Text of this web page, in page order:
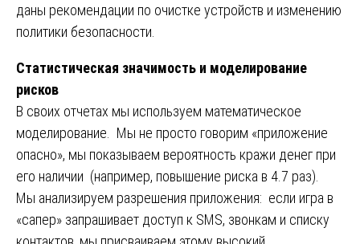
даны рекомендации по очистке устройств и изменению
политики безопасности.
Статистическая значимость и моделирование
рисков
В своих отчетах мы используем математическое
моделирование. Мы не просто говорим «приложение
опасно», мы показываем вероятность кражи денег при
его наличии (например, повышение риска в 4.7 раз).
Мы анализируем разрешения приложения: если игра в
«сапер» запрашивает доступ к SMS, звонкам и списку